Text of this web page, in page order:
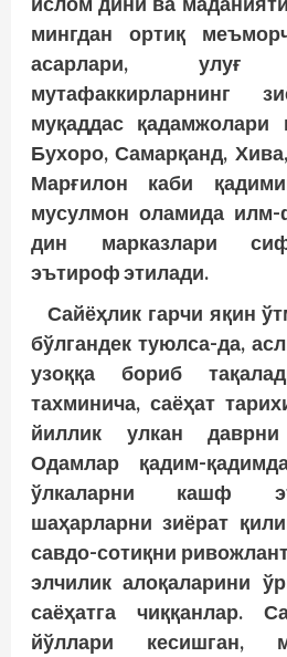
мингдан ортиқ
асарлари,
мутафаккирларнинг
муқаддас қадамжолари
Бухоро, Самарқанд,
Марғилон каби
мусулмон оламида
дин марказлари
эътироф этилади.
Сайёҳлик гарчи яқин
бўлгандек туюлса-да,
узоққа бориб
тахминича, саёҳат
йиллик улкан
Одамлар қадим-
ўлкаларни кашф
шаҳарларни зиёрат
савдо-сотиқни
элчилик алоқаларини
саёҳатга чиққанлар.
йўллари кесишган,